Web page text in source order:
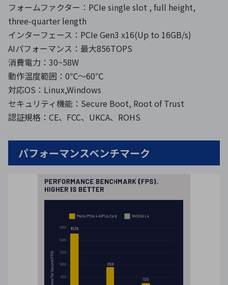
フォームファクター：PCIe single slot , full height,
three-quarter length
インターフェース：PCIe Gen3 x16(Up to 16GB/s)
AIパフォーマンス：最大856TOPS
消費電力：30~58W
動作温度範囲：0℃～60℃
対応OS：Linux,Windows
セキュリティ機能：Secure Boot, Root of Trust
認証規格：CE、FCC、UKCA、ROHS
パフォーマンスベンチマーク